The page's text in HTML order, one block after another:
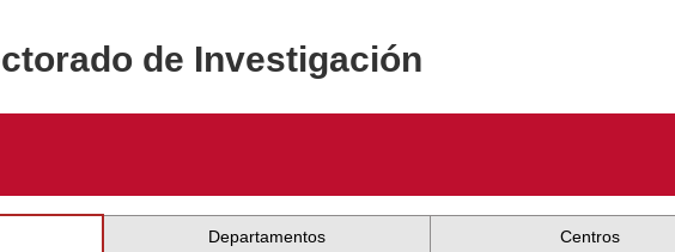
de Investigación
Departamentos Centros